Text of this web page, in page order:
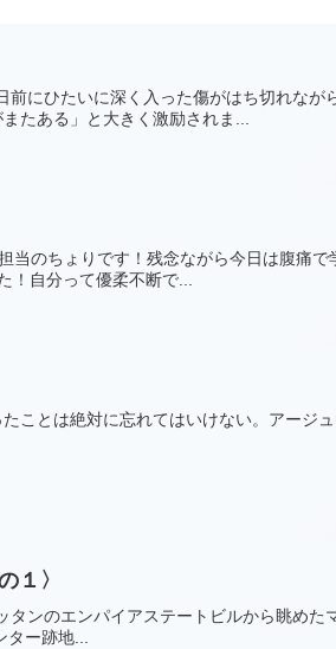
にひたいに深く入った傷がはち切れなが
たある」と大きく激励されま...
のちょりです！残念ながら今日は腹痛で
！自分って優柔不断で...
とは絶対に忘れてはいけない。アージ
１〉
のエンパイアステートビルから眺めた
ター跡地...